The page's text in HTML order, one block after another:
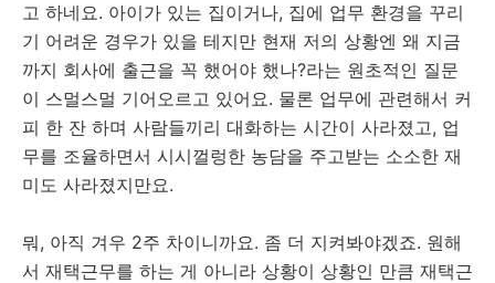
고 하네요. 아이가 있는 집이거나, 집에 업무 환경을 꾸리
기 어려운 경우가 있을 테지만 현재 저의 상황엔 왜 지금
까지 회사에 출근을 꼭 했어야 했나?라는 원초적인 질문
이 스멀스멀 기어오르고 있어요. 물론 업무에 관련해서 커
피 한 잔 하며 사람들끼리 대화하는 시간이 사라졌고, 업
무를 조율하면서 시시껄렁한 농담을 주고받는 소소한 재
미도 사라졌지만요.
뭐, 아직 겨우 2주 차이니까요. 좀 더 지켜봐야겠죠. 원해
서 재택근무를 하는 게 아니라 상황이 상황인 만큼 재택근